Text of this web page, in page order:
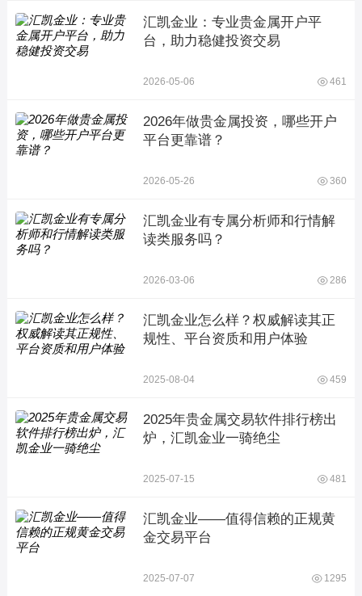
汇凯金业：专业贵金属开户平
台，助力稳健投资交易
2026-05-06 461
2026年做贵金属投资，哪些开户
平台更靠谱？
2026-05-26 360
汇凯金业有专属分析师和行情解
读类服务吗？
2026-03-06 286
汇凯金业怎么样？权威解读其正
规性、平台资质和用户体验
2025-08-04 459
2025年贵金属交易软件排行榜出
炉，汇凯金业一骑绝尘
2025-07-15 481
汇凯金业——值得信赖的正规黄
金交易平台
2025-07-07 1295